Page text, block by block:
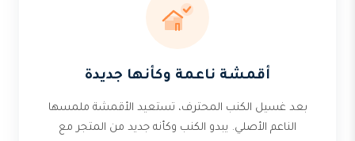
أقمشة ناعمة وكأنها جديدة
بعد غسيل الكنب المحترف، تستعيد الأقمشة ملمسها
الناعم الأصلي. يبدو الكنب وكأنه جديد من المتجر مع